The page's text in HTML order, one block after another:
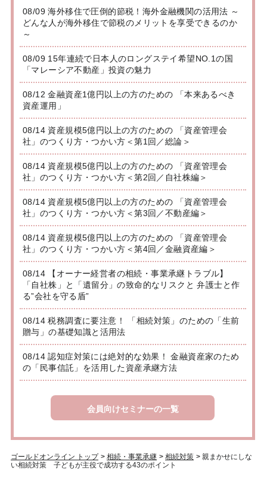
08/09 海外移住で圧倒的節税！海外金融機関の活用法 ～
どんな人が海外移住で節税のメリットを享受できるのか
～
08/09 15年連続で日本人のロングステイ希望NO.1の国
「マレーシア不動産」投資の魅力
08/12 金融資産1億円以上の方のための 「本来あるべき
資産運用」
08/14 資産規模5億円以上の方のための 「資産管理会
社」のつくり方・つかい方＜第1回／総論＞
08/14 資産規模5億円以上の方のための 「資産管理会
社」のつくり方・つかい方＜第2回／自社株編＞
08/14 資産規模5億円以上の方のための 「資産管理会
社」のつくり方・つかい方＜第3回／不動産編＞
08/14 資産規模5億円以上の方のための 「資産管理会
社」のつくり方・つかい方＜第4回／金融資産編＞
08/14 【オーナー経営者の相続・事業承継トラブル】
「自社株」と「遺留分」の致命的なリスクと 弁護士と作
る”会社を守る盾”
08/14 税務調査に要注意！ 「相続対策」のための「生前
贈与」の基礎知識と活用法
08/14 認知症対策には絶対的な効果！ 金融資産家のため
の「民事信託」を活用した資産承継方法
会員向けセミナーの一覧
ゴールドオンライン トップ > 相続・事業承継 > 相続対策 > 親まかせにしな
い相続対策 子どもが主役で成功する43のポイント